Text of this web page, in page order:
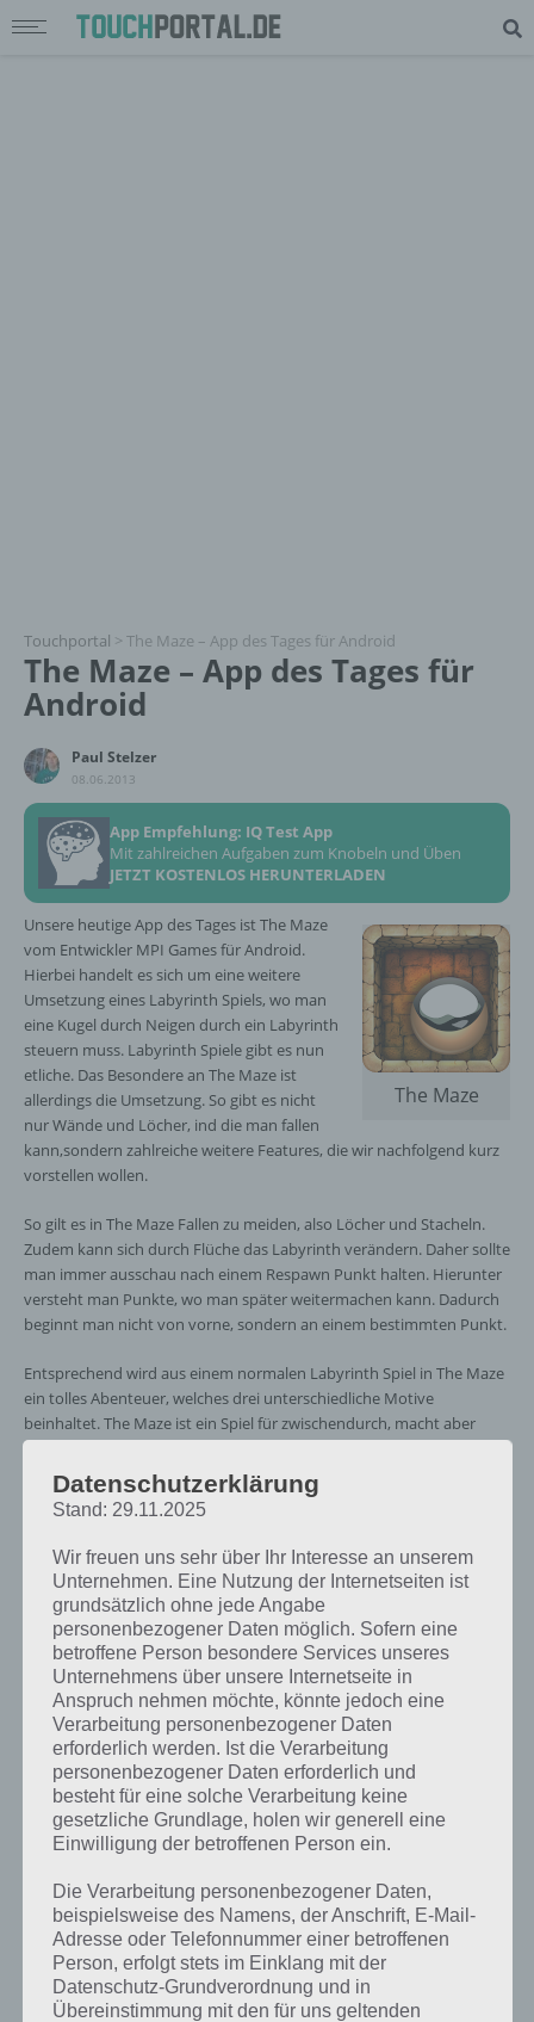
Touchportal > The Maze – App des Tages für Android
The Maze – App des Tages für
Android
Paul Stelzer
08.06.2013
App Empfehlung: IQ Test App
Mit zahlreichen Aufgaben zum Knobeln und Üben
JETZT KOSTENLOS HERUNTERLADEN
The Maze
Unsere heutige App des Tages ist The Maze
vom Entwickler MPI Games für Android.
Hierbei handelt es sich um eine weitere
Umsetzung eines Labyrinth Spiels, wo man
eine Kugel durch Neigen durch ein Labyrinth
steuern muss. Labyrinth Spiele gibt es nun
etliche. Das Besondere an The Maze ist
allerdings die Umsetzung. So gibt es nicht
nur Wände und Löcher, ind die man fallen
kann,sondern zahlreiche weitere Features, die wir nachfolgend kurz
vorstellen wollen.
So gilt es in The Maze Fallen zu meiden, also Löcher und Stacheln.
Zudem kann sich durch Flüche das Labyrinth verändern. Daher sollte
man immer ausschau nach einem Respawn Punkt halten. Hierunter
versteht man Punkte, wo man später weitermachen kann. Dadurch
beginnt man nicht von vorne, sondern an einem bestimmten Punkt.
Entsprechend wird aus einem normalen Labyrinth Spiel in The Maze
ein tolles Abenteuer, welches drei unterschiedliche Motive
beinhaltet. The Maze ist ein Spiel für zwischendurch, macht aber
dennoch sehr viel Spaß. Nachfolgend haben wir noch den Download
Link zu Google Play. Für iOS gibt es die App leider nicht. The Maze
kann kostenlos heruntergeladen werden.
Datenschutzerklärung
Stand: 29.11.2025
Wir freuen uns sehr über Ihr Interesse an unserem
Unternehmen. Eine Nutzung der Internetseiten ist
grundsätzlich ohne jede Angabe
personenbezogener Daten möglich. Sofern eine
betroffene Person besondere Services unseres
Unternehmens über unsere Internetseite in
Anspruch nehmen möchte, könnte jedoch eine
Verarbeitung personenbezogener Daten
erforderlich werden. Ist die Verarbeitung
personenbezogener Daten erforderlich und
besteht für eine solche Verarbeitung keine
gesetzliche Grundlage, holen wir generell eine
Einwilligung der betroffenen Person ein.
Die Verarbeitung personenbezogener Daten,
beispielsweise des Namens, der Anschrift, E-Mail-
Adresse oder Telefonnummer einer betroffenen
Person, erfolgt stets im Einklang mit der
Datenschutz-Grundverordnung und in
Übereinstimmung mit den für uns geltenden